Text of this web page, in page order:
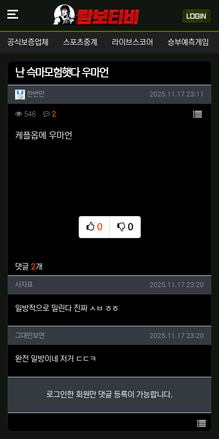
공식보증업체 스포츠중계 라이브스코어 승부예측게임
난 슥마모험햇다 우마언
작성자 정보
한번만작성 작성일
2025.11.17 23:11
컨텐츠 정보
546조회 2댓글 목록
본문
케플옵에 우마언
0
추천
0
비추천
댓글 2개
사자표님의 댓글
사자표 작성일
2025.11.17 23:20
일방적으로 밀린다 진짜 ㅅㅂ ㅎㅎ
그대만보면님의 댓글
그대만보면 작성일
2025.11.17 23:20
완전 일방이네 저거 ㄷㄷㅋ
로그인한 회원만 댓글 등록이 가능합니다.
목록